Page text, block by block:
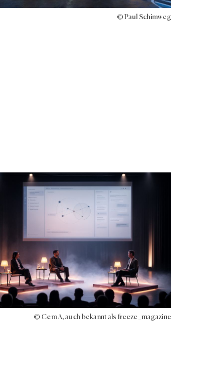
© Paul Schimweg
© Cem A, auch bekannt als freeze_magazine